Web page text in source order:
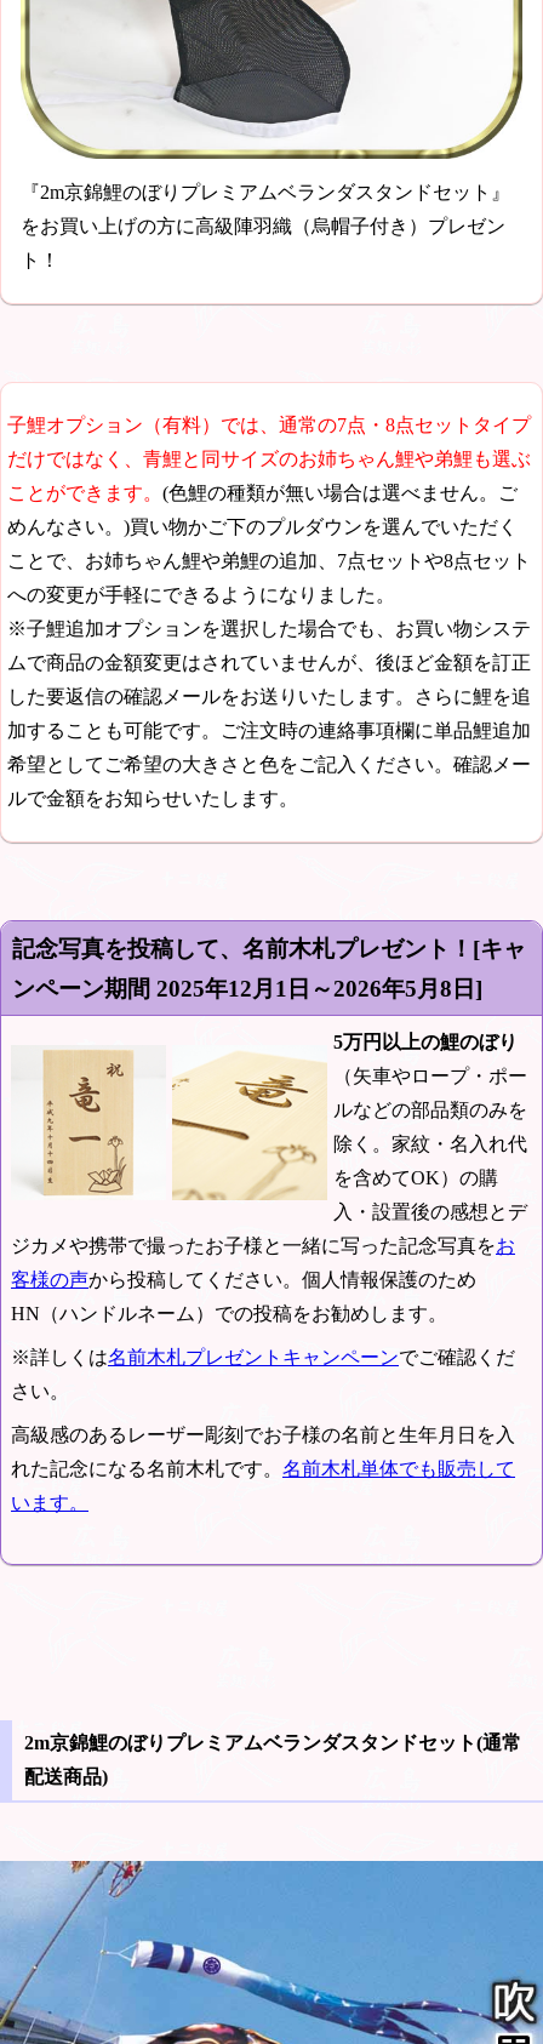
『2m京錦鯉のぼりプレミアムベランダスタンドセット』
をお買い上げの方に高級陣羽織（烏帽子付き）プレゼン
ト！
子鯉オプション（有料）では、通常の7点・8点セットタイプ
だけではなく、青鯉と同サイズのお姉ちゃん鯉や弟鯉も選ぶ
ことができます。 (色鯉の種類が無い場合は選べません。ご
めんなさい。)買い物かご下のプルダウンを選んでいただく
ことで、お姉ちゃん鯉や弟鯉の追加、7点セットや8点セット
への変更が手軽にできるようになりました。
※子鯉追加オプションを選択した場合でも、お買い物システ
ムで商品の金額変更はされていませんが、後ほど金額を訂正
した要返信の確認メールをお送りいたします。さらに鯉を追
加することも可能です。ご注文時の連絡事項欄に単品鯉追加
希望としてご希望の大きさと色をご記入ください。確認メー
ルで金額をお知らせいたします。
記念写真を投稿して、名前木札プレゼント！[キャ
ンペーン期間 2025年12月1日～2026年5月8日]
5万円以上の鯉のぼり
（矢車やロープ・ポー
ルなどの部品類のみを
除く。家紋・名入れ代
を含めてOK）の購
入・設置後の感想とデ
ジカメや携帯で撮ったお子様と一緒に写った記念写真をお
客様の声から投稿してください。個人情報保護のため
HN（ハンドルネーム）での投稿をお勧めします。
※詳しくは名前木札プレゼントキャンペーンでご確認くだ
さい。
高級感のあるレーザー彫刻でお子様の名前と生年月日を入
れた記念になる名前木札です。 名前木札単体でも販売して
います。
2m京錦鯉のぼりプレミアムベランダスタンドセット(通常
配送商品)